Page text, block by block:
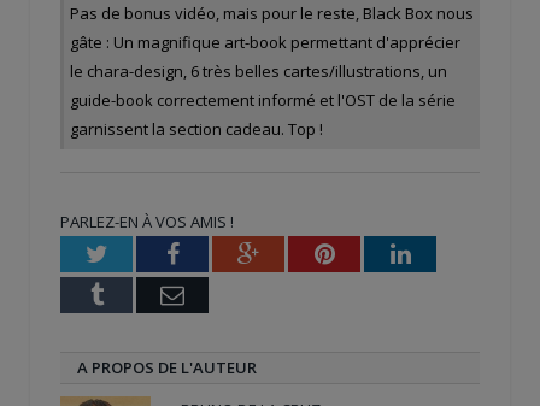
Pas de bonus vidéo, mais pour le reste, Black Box nous
gâte : Un magnifique art-book permettant d'apprécier
le chara-design, 6 très belles cartes/illustrations, un
guide-book correctement informé et l'OST de la série
garnissent la section cadeau. Top !
PARLEZ-EN À VOS AMIS !
TwitterFacebookGoogle+PinterestLinkedIn
Tumblr Email
A PROPOS DE L'AUTEUR